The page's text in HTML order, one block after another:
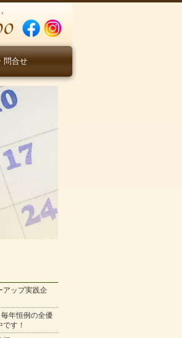
問合せ
アップ実践企
年恒例の全優
す！